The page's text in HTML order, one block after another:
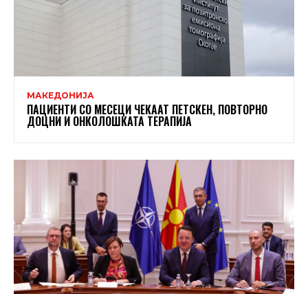
МАКЕДОНИЈА
ПАЦИЕНТИ СО МЕСЕЦИ ЧЕКААТ ПЕТСКЕН, ПОВТОРНО
ДОЦНИ И ОНКОЛОШКАТА ТЕРАПИЈА